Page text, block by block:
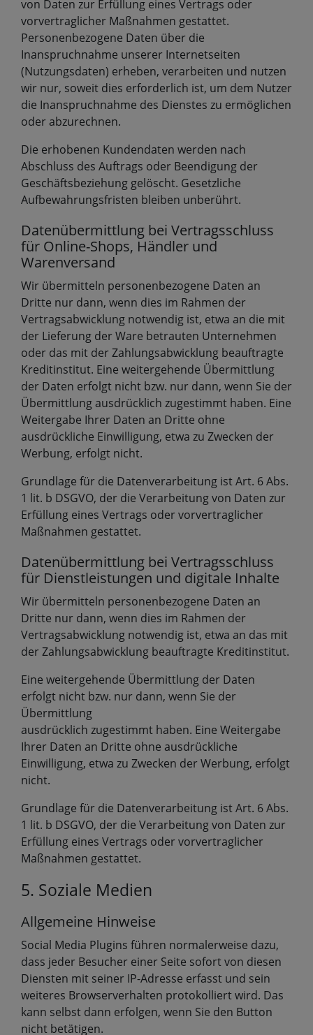
von Daten zur Erfüllung eines Vertrags oder
vorvertraglicher Maßnahmen gestattet.
Personenbezogene Daten über die
Inanspruchnahme unserer Internetseiten
(Nutzungsdaten) erheben, verarbeiten und nutzen
wir nur, soweit dies erforderlich ist, um dem Nutzer
die Inanspruchnahme des Dienstes zu ermöglichen
oder abzurechnen.
Die erhobenen Kundendaten werden nach
Abschluss des Auftrags oder Beendigung der
Geschäftsbeziehung gelöscht. Gesetzliche
Aufbewahrungsfristen bleiben unberührt.
Datenübermittlung bei Vertragsschluss
für Online-Shops, Händler und
Warenversand
Wir übermitteln personenbezogene Daten an
Dritte nur dann, wenn dies im Rahmen der
Vertragsabwicklung notwendig ist, etwa an die mit
der Lieferung der Ware betrauten Unternehmen
oder das mit der Zahlungsabwicklung beauftragte
Kreditinstitut. Eine weitergehende Übermittlung
der Daten erfolgt nicht bzw. nur dann, wenn Sie der
Übermittlung ausdrücklich zugestimmt haben. Eine
Weitergabe Ihrer Daten an Dritte ohne
ausdrückliche Einwilligung, etwa zu Zwecken der
Werbung, erfolgt nicht.
Grundlage für die Datenverarbeitung ist Art. 6 Abs.
1 lit. b DSGVO, der die Verarbeitung von Daten zur
Erfüllung eines Vertrags oder vorvertraglicher
Maßnahmen gestattet.
Datenübermittlung bei Vertragsschluss
für Dienstleistungen und digitale Inhalte
Wir übermitteln personenbezogene Daten an
Dritte nur dann, wenn dies im Rahmen der
Vertragsabwicklung notwendig ist, etwa an das mit
der Zahlungsabwicklung beauftragte Kreditinstitut.
Eine weitergehende Übermittlung der Daten
erfolgt nicht bzw. nur dann, wenn Sie der
Übermittlung
ausdrücklich zugestimmt haben. Eine Weitergabe
Ihrer Daten an Dritte ohne ausdrückliche
Einwilligung, etwa zu Zwecken der Werbung, erfolgt
nicht.
Grundlage für die Datenverarbeitung ist Art. 6 Abs.
1 lit. b DSGVO, der die Verarbeitung von Daten zur
Erfüllung eines Vertrags oder vorvertraglicher
Maßnahmen gestattet.
5. Soziale Medien
Allgemeine Hinweise
Social Media Plugins führen normalerweise dazu,
dass jeder Besucher einer Seite sofort von diesen
Diensten mit seiner IP-Adresse erfasst und sein
weiteres Browserverhalten protokolliert wird. Das
kann selbst dann erfolgen, wenn Sie den Button
nicht betätigen.